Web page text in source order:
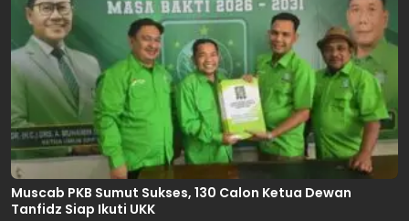
Muscab PKB Sumut Sukses, 130 Calon Ketua Dewan
Tanfidz Siap Ikuti UKK